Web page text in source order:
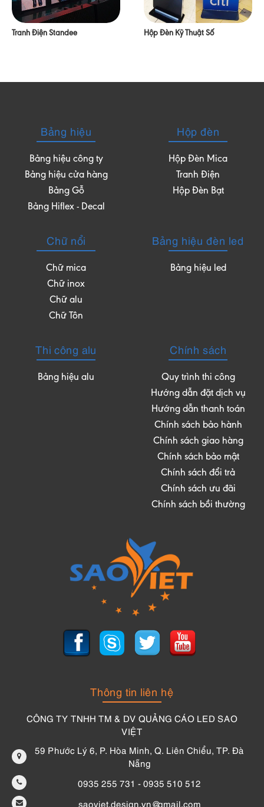
Tranh Điện Standee Hộp Đèn Kỹ Thuật Số
Bảng hiệu
Bảng hiệu công ty
Bảng hiệu cửa hàng
Bảng Gỗ
Bảng Hiflex - Decal
Hộp đèn
Hộp Đèn Mica
Tranh Điện
Hộp Đèn Bạt
Chữ nổi
Chữ mica
Chữ inox
Chữ alu
Chữ Tôn
Bảng hiệu đèn led
Bảng hiệu led
Thi công alu
Bảng hiệu alu
Chính sách
Quy trình thi công
Hướng dẫn đặt dịch vụ
Hướng dẫn thanh toán
Chính sách bảo hành
Chính sách giao hàng
Chính sách bảo mật
Chính sách đổi trả
Chính sách ưu đãi
Chính sách bồi thường
Thông tin liên hệ
CÔNG TY TNHH TM & DV QUẢNG CÁO LED SAO
VIỆT
59 Phước Lý 6, P. Hòa Minh, Q. Liên Chiểu, TP. Đà
Nẵng
0935 255 731 - 0935 510 512
saoviet.design.vn@gmail.com